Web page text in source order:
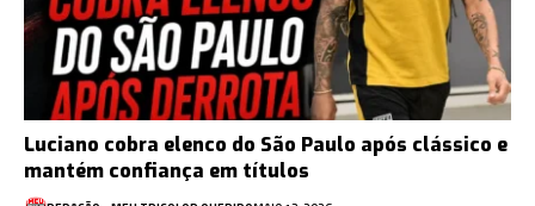
Luciano cobra elenco do São Paulo após clássico e
mantém confiança em títulos